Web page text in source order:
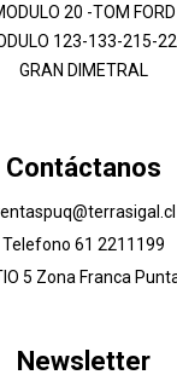
20 -TOM FORD
123-133-215-
GRAN DIMETRAL
Contáctanos
Telefono 61 2211199
5 Zona Franca
Newsletter